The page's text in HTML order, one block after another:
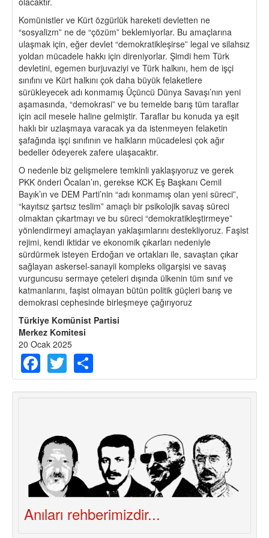
Komünistler ve Kürt özgürlük hareketi devletten ne
“sosyalizm” ne de “çözüm” beklemiyorlar. Bu amaçlarına
ulaşmak için, eğer devlet “demokratikleşirse” legal ve silahsız
yoldan mücadele hakkı için direniyorlar. Şimdi hem Türk
devletini, egemen burjuvaziyi ve Türk halkını, hem de işçi
sınıfını ve Kürt halkını çok daha büyük felaketlere
sürükleyecek adı konmamış Üçüncü Dünya Savaşı’nın yeni
aşamasında, “demokrasi” ve bu temelde barış tüm taraflar
için acil mesele haline gelmiştir. Taraflar bu konuda ya eşit
haklı bir uzlaşmaya varacak ya da istenmeyen felaketin
şafağında işçi sınıfının ve halkların mücadelesi çok ağır
bedeller ödeyerek zafere ulaşacaktır.
O nedenle biz gelişmelere temkinli yaklaşıyoruz ve gerek
PKK önderi Öcalan’ın, gerekse KCK Eş Başkanı Cemil
Bayık’ın ve DEM Parti’nin “adı konmamış olan yeni süreci”,
“kayıtsız şartsız teslim” amaçlı bir psikolojik savaş süreci
olmaktan çıkartmayı ve bu süreci “demokratikleştirmeye”
yönlendirmeyi amaçlayan yaklaşımlarını destekliyoruz. Faşist
rejimi, kendi iktidar ve ekonomik çıkarları nedeniyle
sürdürmek isteyen Erdoğan ve ortakları ile, savaştan çıkar
sağlayan askersel-sanayii kompleks oligarşisi ve savaş
vurguncusu sermaye çeteleri dışında ülkenin tüm sınıf ve
katmanlarını, faşist olmayan bütün politik güçleri barış ve
demokrasi cephesinde birleşmeye çağırıyoruz
Türkiye Komünist Partisi
Merkez Komitesi
20 Ocak 2025
Facebook
Twitter
Anıları rehberimizdir...